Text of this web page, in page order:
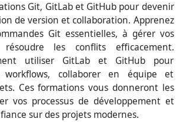
Git, GitLab et GitHub pour devenir
de version et collaboration. Apprenez
Git essentielles, à gérer vos
les conflits efficacement.
utiliser GitLab et GitHub pour
workflows, collaborer en équipe et
Ces formations vous donneront les
vos processus de développement et
sur des projets modernes.